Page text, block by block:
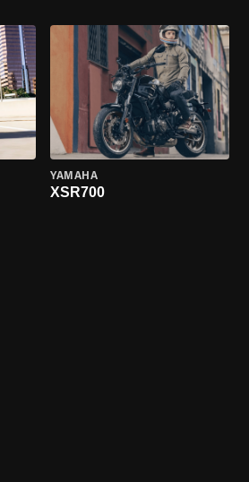
YAMAHA
XSR700